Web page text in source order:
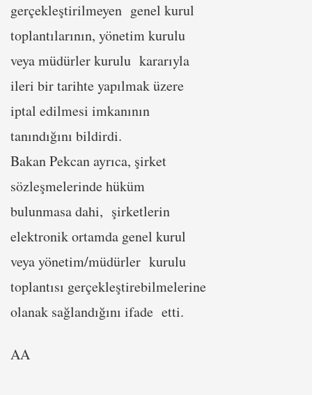
gerçekleştirilmeyen genel kurul
toplantılarının, yönetim kurulu
veya müdürler kurulu kararıyla
ileri bir tarihte yapılmak üzere
iptal edilmesi imkanının
tanındığını bildirdi.
Bakan Pekcan ayrıca, şirket
sözleşmelerinde hüküm
bulunmasa dahi, şirketlerin
elektronik ortamda genel kurul
veya yönetim/müdürler kurulu
toplantısı gerçekleştirebilmelerine
olanak sağlandığını ifade etti.
AA